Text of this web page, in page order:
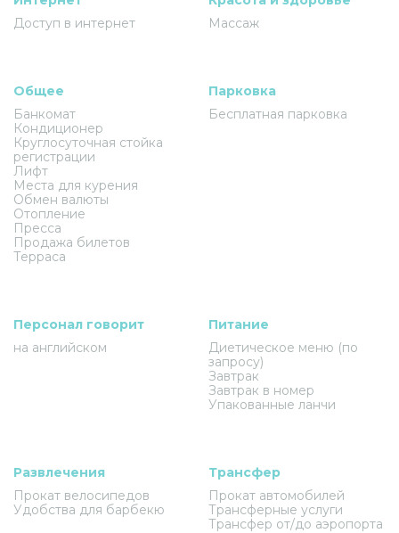
Доступ в интернет
Массаж
Общее
Банкомат
Кондиционер
Круглосуточная стойка
регистрации
Лифт
Места для курения
Обмен валюты
Отопление
Пресса
Продажа билетов
Терраса
Парковка
Бесплатная парковка
Персонал говорит
на английском
Питание
Диетическое меню (по
запросу)
Завтрак
Завтрак в номер
Упакованные ланчи
Развлечения
Прокат велосипедов
Удобства для барбекю
Трансфер
Прокат автомобилей
Трансферные услуги
Трансфер от/до аэропорта